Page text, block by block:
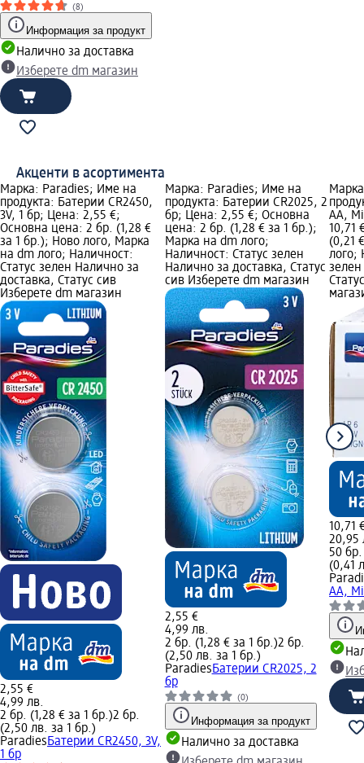
(8)
Информация за продукт
Налично за доставка
Изберете dm магазин
Акценти в асортимента
Марка: Paradies; Име на
продукта: Батерии CR2450,
3V, 1 бр; Цена: 2,55 €;
Основна цена: 2 бр. (1,28 €
за 1 бр.); Ново лого, Марка
на dm лого; Наличност:
Статус зелен Налично за
доставка, Статус сив
Изберете dm магазин
2,55 €
4,99 лв.
2 бр. (1,28 € за 1 бр.)2 бр.
(2,50 лв. за 1 бр.)
ParadiesБатерии CR2450, 3V,
1 бр
Марка: Paradies; Име на
продукта: Батерии CR2025, 2
бр; Цена: 2,55 €; Основна
цена: 2 бр. (1,28 € за 1 бр.);
Марка на dm лого;
Наличност: Статус зелен
Налично за доставка, Статус
сив Изберете dm магазин
2,55 €
4,99 лв.
2 бр. (1,28 € за 1 бр.)2 бр.
(2,50 лв. за 1 бр.)
ParadiesБатерии CR2025, 2
бр
(0)
Информация за продукт
Налично за доставка
АА,
10,71
(0,21
лого;
10,71
20,95
50
(0,41
АА,